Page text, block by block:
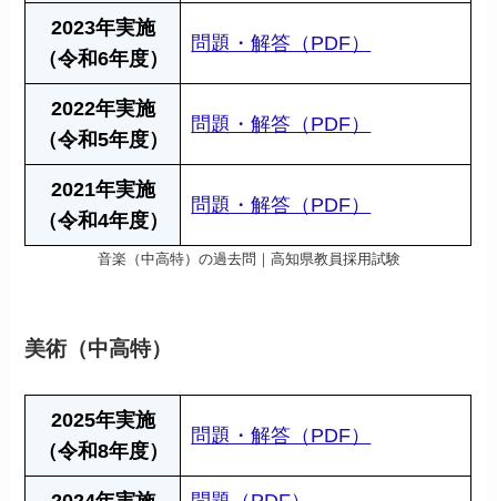
2023年実施
（令和6年度）
問題・解答（PDF）
2022年実施
（令和5年度）
問題・解答（PDF）
2021年実施
（令和4年度）
問題・解答（PDF）
音楽（中高特）の過去問｜高知県教員採用試験
美術（中高特）
2025年実施
（令和8年度）
問題・解答（PDF）